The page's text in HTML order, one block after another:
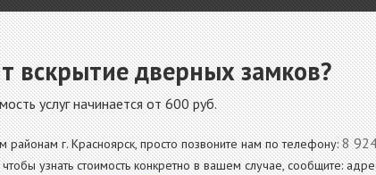
вскрытие дверных замков?
услуг начинается от 600 руб.
г. Красноярск, просто позвоните нам по телефону:8
узнать стоимость конкретно в вашем случае, сообщите: